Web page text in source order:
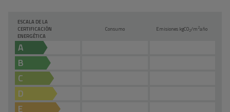
ESCALA DE LA
CERTIFICACIÓN
ENERGÉTICA
Consumo Emisiones kgCO2/m2año
A
B
C
D
E